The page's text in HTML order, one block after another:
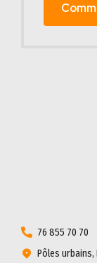
76 855 70 70
Pôles urbains,